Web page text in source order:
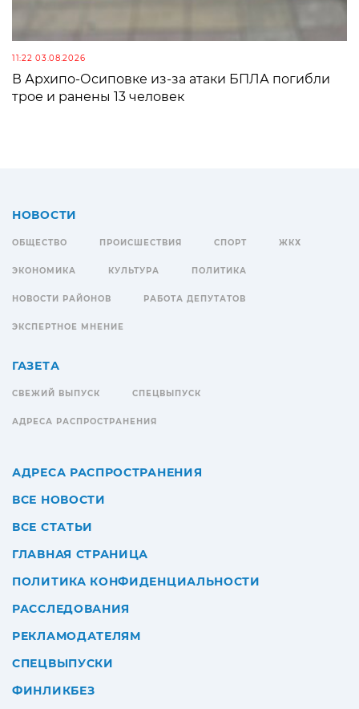
11:22 03.08.2026
В Архипо-Осиповке из-за атаки БПЛА погибли
трое и ранены 13 человек
НОВОСТИ
ОБЩЕСТВО ПРОИСШЕСТВИЯ СПОРТ ЖКХ
ЭКОНОМИКА КУЛЬТУРА ПОЛИТИКА
НОВОСТИ РАЙОНОВ РАБОТА ДЕПУТАТОВ
ЭКСПЕРТНОЕ МНЕНИЕ
ГАЗЕТА
СВЕЖИЙ ВЫПУСК СПЕЦВЫПУСК
АДРЕСА РАСПРОСТРАНЕНИЯ
АДРЕСА РАСПРОСТРАНЕНИЯ
ВСЕ НОВОСТИ
ВСЕ СТАТЬИ
ГЛАВНАЯ СТРАНИЦА
ПОЛИТИКА КОНФИДЕНЦИАЛЬНОСТИ
РАССЛЕДОВАНИЯ
РЕКЛАМОДАТЕЛЯМ
СПЕЦВЫПУСКИ
ФИНЛИКБЕЗ